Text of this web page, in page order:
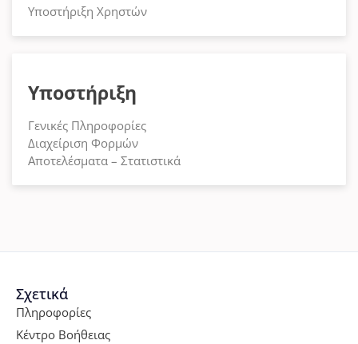
Υποστήριξη Χρηστών
Υποστήριξη
Γενικές Πληροφορίες
Διαχείριση Φορμών
Αποτελέσματα – Στατιστικά
Σχετικά
Πληροφορίες
Κέντρο Βοήθειας